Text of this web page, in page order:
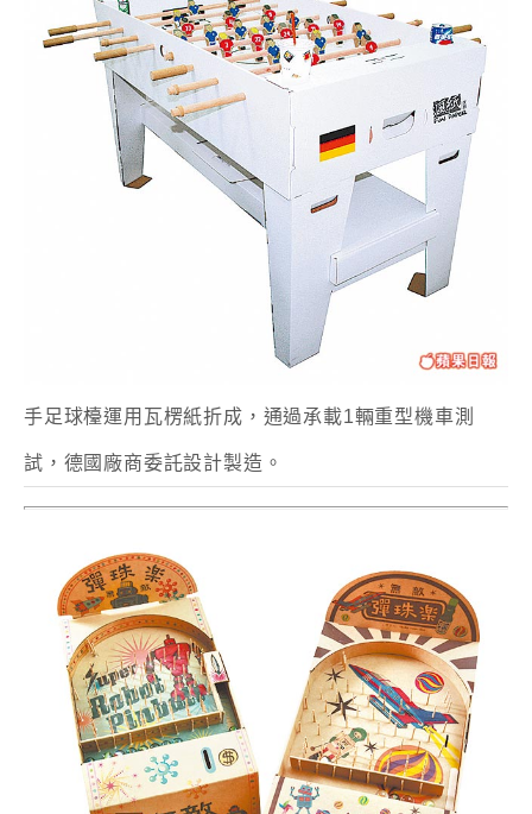
手足球檯運用瓦楞紙折成，通過承載1輛重型機車測
試，德國廠商委託設計製造。